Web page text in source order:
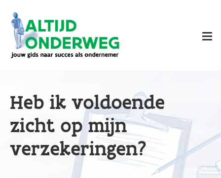
naar
Heb ik voldoende
zicht op mijn
verzekeringen?